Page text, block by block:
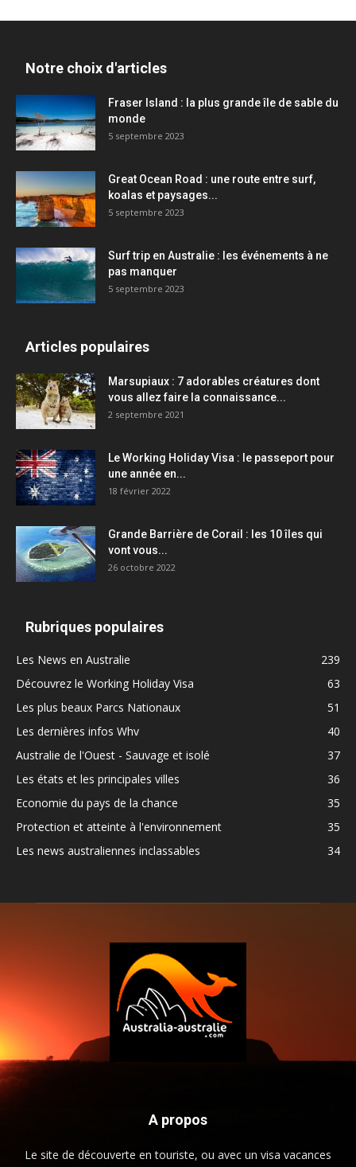
Notre choix d'articles
Fraser Island : la plus grande île de sable du
monde
5 septembre 2023
Great Ocean Road : une route entre surf,
koalas et paysages...
5 septembre 2023
Surf trip en Australie : les événements à ne
pas manquer
5 septembre 2023
Articles populaires
Marsupiaux : 7 adorables créatures dont
vous allez faire la connaissance...
2 septembre 2021
Le Working Holiday Visa : le passeport pour
une année en...
18 février 2022
Grande Barrière de Corail : les 10 îles qui
vont vous...
26 octobre 2022
Rubriques populaires
Les News en Australie
239
Découvrez le Working Holiday Visa
63
Les plus beaux Parcs Nationaux
51
Les dernières infos Whv
40
Australie de l'Ouest - Sauvage et isolé
37
Les états et les principales villes
36
Economie du pays de la chance
35
Protection et atteinte à l'environnement
35
Les news australiennes inclassables
34
A propos
Le site de découverte en touriste, ou avec un visa vacances